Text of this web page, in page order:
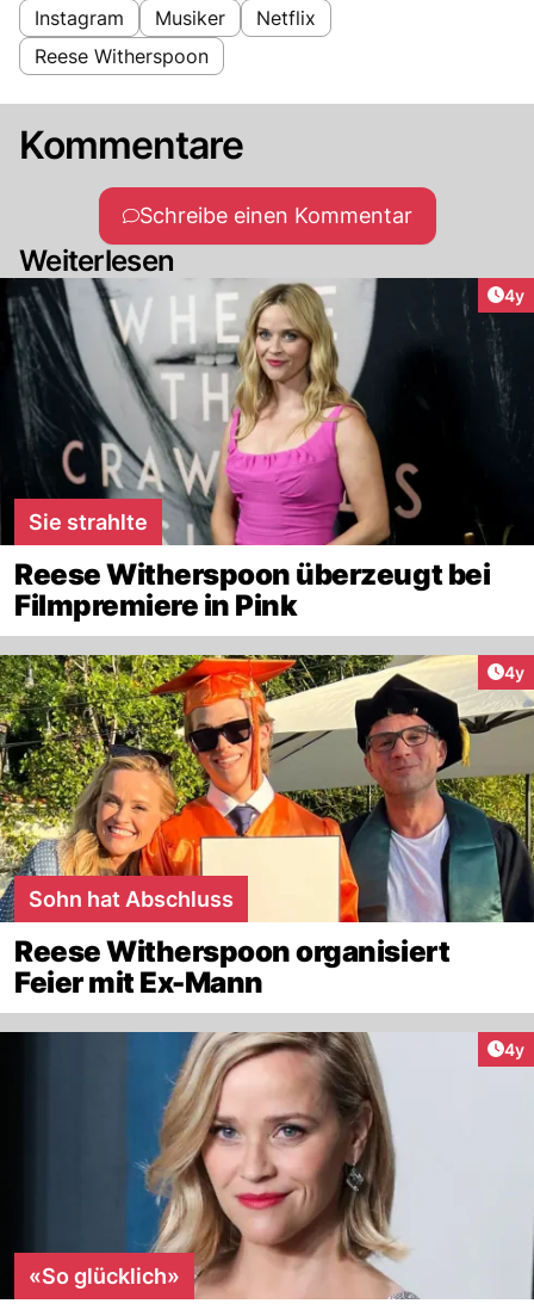
Instagram Musiker
Netflix
Reese Witherspoon
Kommentare
Schreibe einen Kommentar
Weiterlesen
4y
Sie strahlte
Reese Witherspoon überzeugt bei
Filmpremiere in Pink
4y
Sohn hat Abschluss
Reese Witherspoon organisiert
Feier mit Ex-Mann
4y
«So glücklich»